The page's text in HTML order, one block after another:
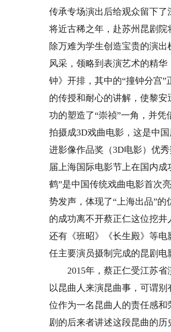
传承专场演出后给观众留下
将近古稀之年，赴苏州昆剧
除万难为学生创造宝贵的演
风采，领略到表演艺术的精
钟》开排，其中的“撞钟分宫
的传授和耐心的讲解，使黎
功的塑造了“崇祯”一角，并
拍摄成3D戏曲电影，这是中
进影像作品奖（3D电影）优
届上海国际电影节上在国内成
鹤”是中国传统戏曲电影首次
势发声，体现了“上海出品”
的成功离不开蔡正仁这位挖
还有《班昭》《长生殿》等
任主要演员摄制完成的昆剧电
2015年，蔡正仁受江苏省
以昆曲人来演昆曲事，可谓
位作为一名昆曲人的责任感
剧的后来者讲述这段昆曲的